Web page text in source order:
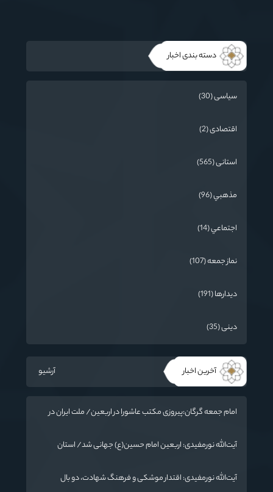
دسته بندی اخبار
سیاسی (30)
اقتصادی (2)
استانی (565)
مذهبي (96)
اجتماعي (14)
نماز جمعه (107)
دیدارها (191)
دینی (35)
آخرین اخبار آرشیو
امام جمعه گرگان:پیروزی مکتب عاشورا در اربعین/ ملت ایران در
آیت‌الله نورمفیدی: اربعین امام حسین(ع) جهانی شد/ استان
دارد
آیت‌الله نورمفیدی: اقتدار موشکی و فرهنگ شهادت، دو بال